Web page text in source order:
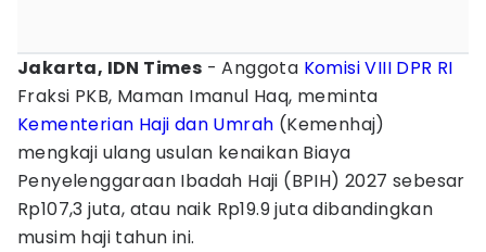
Jakarta, IDN Times - Anggota Komisi VIII DPR RI
Fraksi PKB, Maman Imanul Haq, meminta
Kementerian Haji dan Umrah (Kemenhaj)
mengkaji ulang usulan kenaikan Biaya
Penyelenggaraan Ibadah Haji (BPIH) 2027 sebesar
Rp107,3 juta, atau naik Rp19.9 juta dibandingkan
musim haji tahun ini.